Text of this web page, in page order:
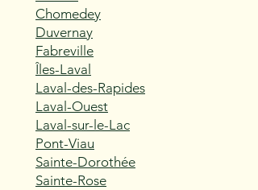
Chomedey
Duvernay
Fabreville
Îles-Laval
Laval-des-Rapides
Laval-Ouest
Laval-sur-le-Lac
Pont-Viau
Sainte-Dorothée
Sainte-Rose